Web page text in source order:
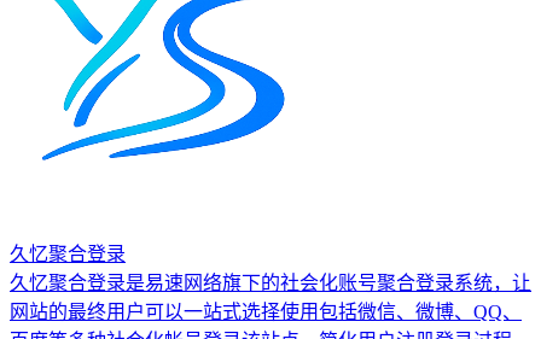
久忆聚合登录
久忆聚合登录是易速网络旗下的社会化账号聚合登录系统，让
网站的最终用户可以一站式选择使用包括微信、微博、QQ、